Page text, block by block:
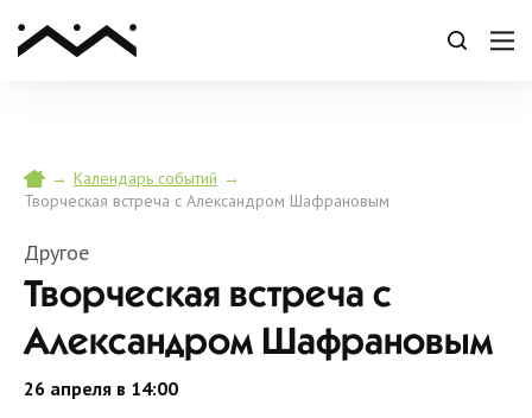
→ Календарь событий →
Творческая встреча с Александром Шафрановым
Другое
Творческая встреча с
Александром Шафрановым
26 апреля в 14:00